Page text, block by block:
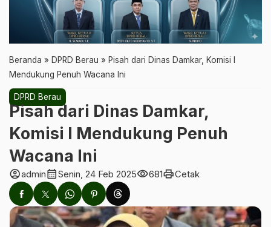
Beranda » DPRD Berau » Pisah dari Dinas Damkar, Komisi I
Mendukung Penuh Wacana Ini
DPRD Berau
Pisah dari Dinas Damkar,
Komisi I Mendukung Penuh
Wacana Ini
account_circleadmincalendar_monthSenin, 24 Feb 2025visibility681printCetak